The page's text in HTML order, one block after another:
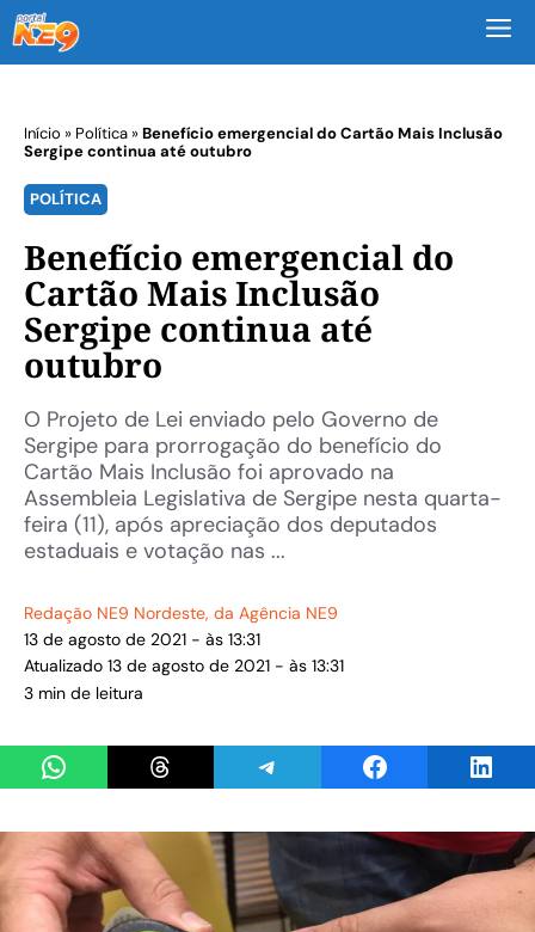
Início » Política»Benefício emergencial do Cartão Mais Inclusão
Sergipe continua até outubro
POLÍTICA
Benefício emergencial do
Cartão Mais Inclusão
Sergipe continua até
outubro
O Projeto de Lei enviado pelo Governo de
Sergipe para prorrogação do benefício do
Cartão Mais Inclusão foi aprovado na
Assembleia Legislativa de Sergipe nesta quarta-
feira (11), após apreciação dos deputados
estaduais e votação nas ...
Redação NE9 Nordeste, da Agência NE9
13 de agosto de 2021 - às 13:31
Atualizado 13 de agosto de 2021 - às 13:31
3 min de leitura
Share on WhatsAppShare on ThreadsShare on TelegramShare on Facebook